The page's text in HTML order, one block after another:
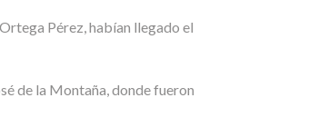
Pérez, habían llegado el
de la Montaña, donde fueron